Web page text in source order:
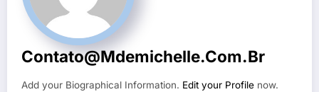
Contato@mdemichelle.com.br
Add your Biographical Information. Edit your Profile now.